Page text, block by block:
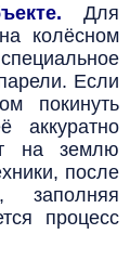
Для
колёсном
Если
покинуть
аккуратно
на землю
после
заполняя
процесс